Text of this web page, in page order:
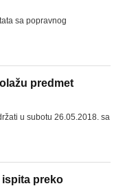
sa popravnog
predmet
u subotu 26.05.2018. sa
ispita preko